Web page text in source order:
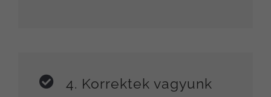
4. Korrektek vagyunk